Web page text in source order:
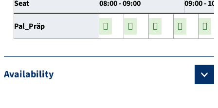
Seat 08:00 - 09:00 09:00 -
Pal_Präp
Availability